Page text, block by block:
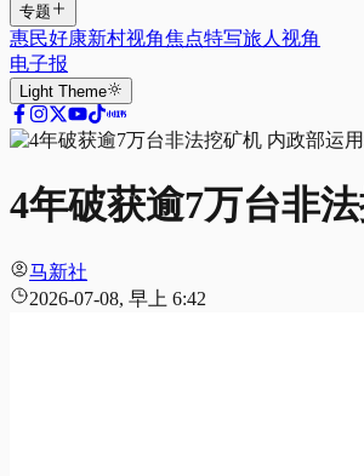
专题
惠民好康新村视角焦点特写旅人视角
电子报
Light Theme
4年破获逾7万台非
马新社
2026-07-08, 早上 6:42